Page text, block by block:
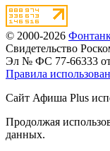
© 2000-2026
Свидетельство
Эл № ФС 77-66333
Правила
Сайт Афиша Plus
Продолжая
данных.